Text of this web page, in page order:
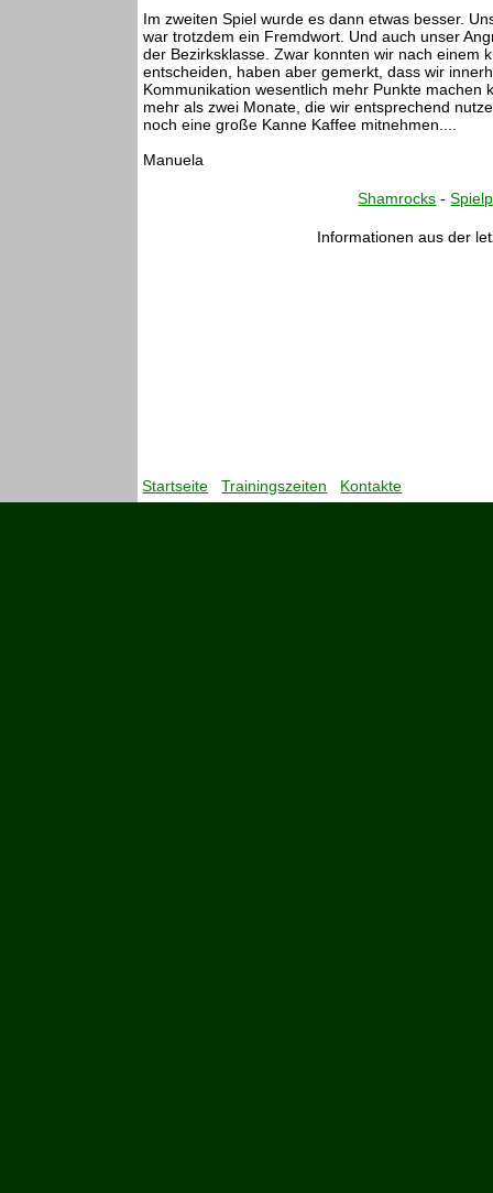
Im zweiten Spiel wurde es dann etwas besser.
war trotzdem ein Fremdwort. Und auch unser
der Bezirksklasse. Zwar konnten wir nach einem
entscheiden, haben aber gemerkt, dass wir
Kommunikation wesentlich mehr Punkte
mehr als zwei Monate, die wir entsprechend
noch eine große Kanne Kaffee mitnehmen....
Manuela
Shamrocks -
Informationen aus der
Startseite Trainingszeiten Kontakte